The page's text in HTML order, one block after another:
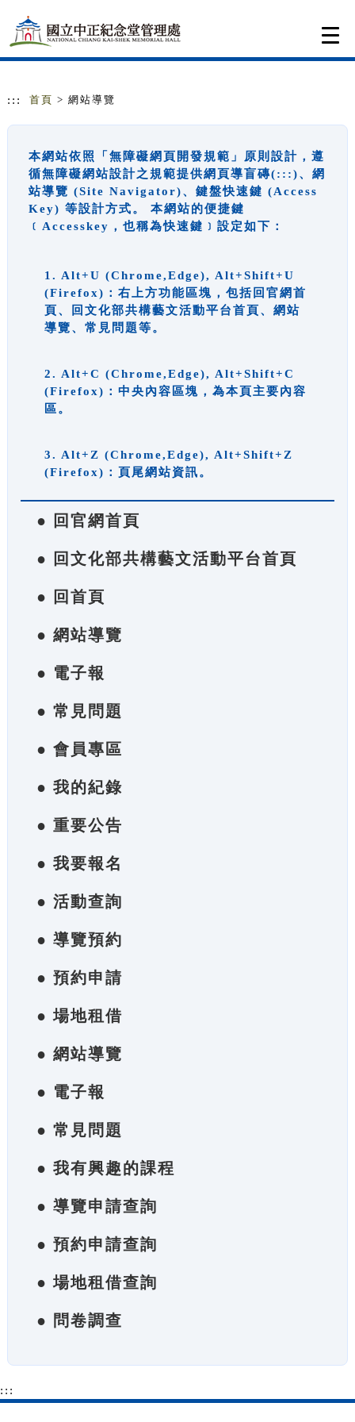
::: 首頁 > 網站導覽
本網站依照「無障礙網頁開發規範」原則設計，遵
循無障礙網站設計之規範提供網頁導盲磚(:::)、網
站導覽 (Site Navigator)、鍵盤快速鍵 (Access
Key) 等設計方式。 本網站的便捷鍵
﹝Accesskey，也稱為快速鍵﹞設定如下：
1. Alt+U (Chrome,Edge), Alt+Shift+U
(Firefox)：右上方功能區塊，包括回官網首
頁、回文化部共構藝文活動平台首頁、網站
導覽、常見問題等。
2. Alt+C (Chrome,Edge), Alt+Shift+C
(Firefox)：中央內容區塊，為本頁主要內容
區。
3. Alt+Z (Chrome,Edge), Alt+Shift+Z
(Firefox)：頁尾網站資訊。
● 回官網首頁
● 回文化部共構藝文活動平台首頁
● 回首頁
● 網站導覽
● 電子報
● 常見問題
● 會員專區
● 我的紀錄
● 重要公告
● 我要報名
● 活動查詢
● 導覽預約
● 預約申請
● 場地租借
● 網站導覽
● 電子報
● 常見問題
● 我有興趣的課程
● 導覽申請查詢
● 預約申請查詢
● 場地租借查詢
● 問卷調查
:::